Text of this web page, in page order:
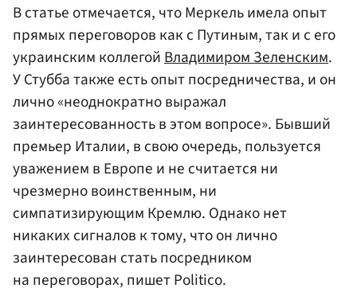
В статье отмечается, что Меркель имела опыт
прямых переговоров как с Путиным, так и с его
украинским коллегойВладимиром Зеленским.
У Стубба также есть опыт посредничества, и он
лично «неоднократно выражал
заинтересованность в этом вопросе». Бывший
премьер Италии, в свою очередь, пользуется
уважением в Европе и не считается ни
чрезмерно воинственным, ни
симпатизирующим Кремлю. Однако нет
никаких сигналов к тому, что он лично
заинтересован стать посредником
на переговорах, пишет Politico.